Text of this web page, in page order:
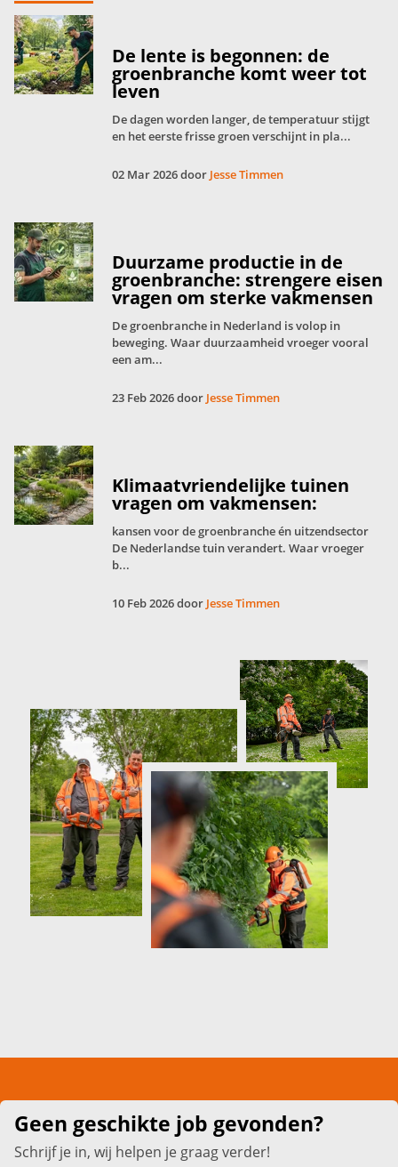
De lente is begonnen: de
groenbranche komt weer tot
leven
De dagen worden langer, de temperatuur stijgt
en het eerste frisse groen verschijnt in pla...
02 Mar 2026 door Jesse Timmen
Duurzame productie in de
groenbranche: strengere eisen
vragen om sterke vakmensen
De groenbranche in Nederland is volop in
beweging. Waar duurzaamheid vroeger vooral
een am...
23 Feb 2026 door Jesse Timmen
Klimaatvriendelijke tuinen
vragen om vakmensen:
kansen voor de groenbranche én uitzendsector
De Nederlandse tuin verandert. Waar vroeger
b...
10 Feb 2026 door Jesse Timmen
Geen geschikte job gevonden?
Schrijf je in, wij helpen je graag verder!